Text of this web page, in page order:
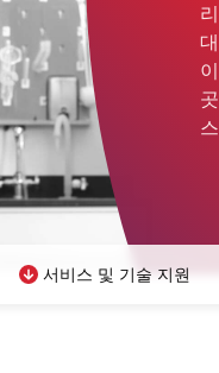
서비스 및 기술 지원